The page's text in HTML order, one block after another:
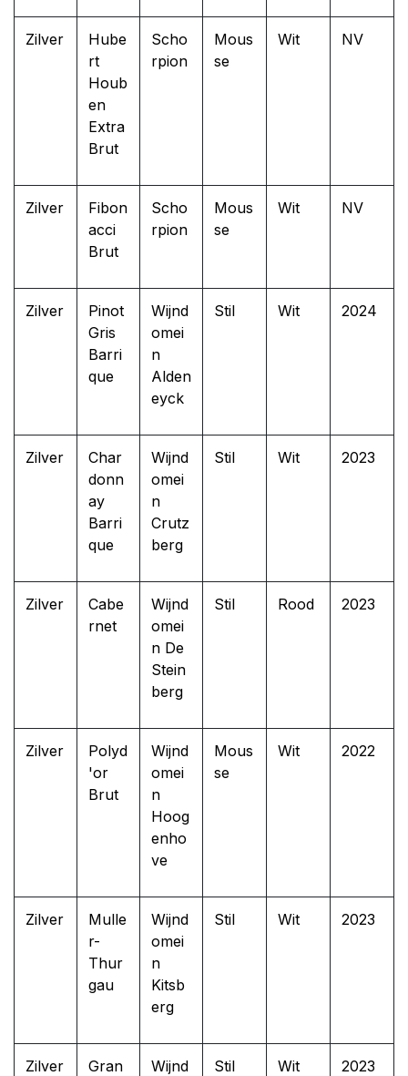
Zilver
Hube
rt
Houb
en
Extra
Brut
Scho
rpion
Mous
se
Wit NV
Zilver
Fibon
acci
Brut
Scho
rpion
Mous
se
Wit NV
Zilver
Pinot
Gris
Barri
que
Wijnd
omei
n
Alden
eyck
Stil Wit 2024
Zilver
Char
donn
ay
Barri
que
Wijnd
omei
n
Crutz
berg
Stil Wit 2023
Zilver
Cabe
rnet
Wijnd
omei
n De
Stein
berg
Stil Rood 2023
Zilver
Polyd
'or
Brut
Wijnd
omei
n
Hoog
enho
ve
Mous
se
Wit 2022
Zilver
Mulle
r-
Thur
gau
Wijnd
omei
n
Kitsb
erg
Stil Wit 2023
Zilver
Gran
Wijnd
Stil Wit 2023